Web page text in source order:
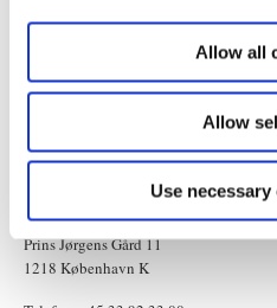
Allow all
Allow
Use
Statsministeriet
Prins Jørgens Gård 11
1218 København K